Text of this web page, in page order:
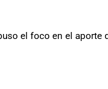
el foco en el aporte